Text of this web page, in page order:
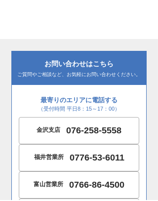
お問い合わせはこちら
ご質問やご相談など、お気軽にお問い合わせください。
最寄りのエリアに電話する
（受付時間 平日8：15～17：00）
金沢支店 076-258-5558
福井営業所 0776-53-6011
富山営業所 0766-86-4500